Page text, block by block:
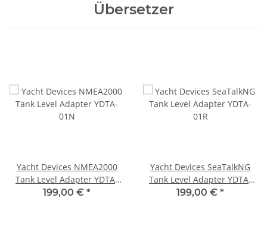
Übersetzer
Yacht Devices NMEA2000
Tank Level Adapter YDTA-
01N
199,00 € *
Yacht Devices SeaTalkNG
Tank Level Adapter YDTA-
01R
199,00 € *